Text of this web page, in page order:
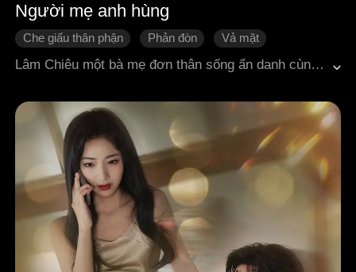
Người mẹ anh hùng
Che giấu thân phận Phản đòn
Vả mặt
Tình cảm gia đình
Chiến thần
Lâm Chiêu một bà mẹ đơn thân sống ẩn danh cùng con gái Lâm Vãn Tinh nương tựa lẫn nhau. Sự xuất hiện của Chiến Tôn Cố Viễn Xuyên đã hé lộ quá khứ của cô, từng là "vũ khí mạnh nhất của nhân loại". Khi Hứa Trạch Ngôn, con trai của Tổng đốc tàn nhẫn làm hại Lâm Vãn Tinh, cơn phẫn nộ của một người mẹ bị thổi bùng. Lâm Chiêu ra tay như sấm sét để báo thù cho con, nhưng cũng vì thế mà chọc giận gia tộc họ Hứa cùng thế lực đứng sau, Thiên Nam Vương Hạ Hoài dẫn đến sự trả thù điên cuồng. Điều gây chấn động hơn là Hạ Hoài lại chính là cha ruột của Lâm Vãn Tinh. Trong một buổi phát sóng trực tiếp trước toàn dân, Lâm Vãn Tinh dũng cảm đứng ra tố cáo tội ác của cha mình. Cuối cùng, dưới sự bảo vệ của Cố Viễn Xuyên, hai mẹ con Lâm Chiêu đã hoàn toàn phá tan âm mưu và bắt đầu một cuộc sống mới.